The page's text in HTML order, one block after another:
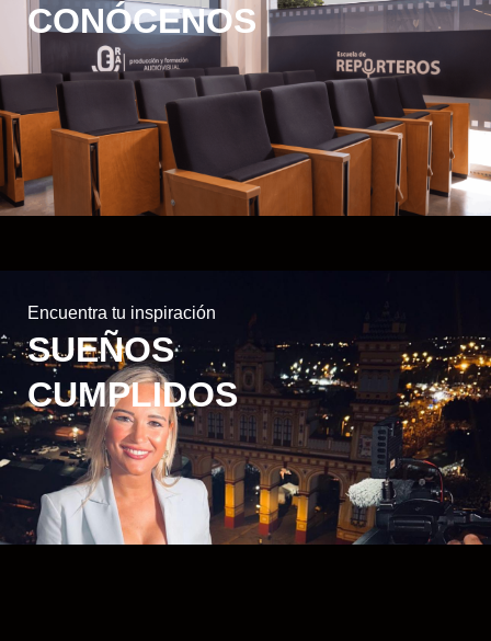
CONÓCENOS
Encuentra tu inspiración
SUEÑOS
CUMPLIDOS